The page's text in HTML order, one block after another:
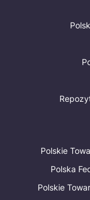
Polskie
Polska
Polskie